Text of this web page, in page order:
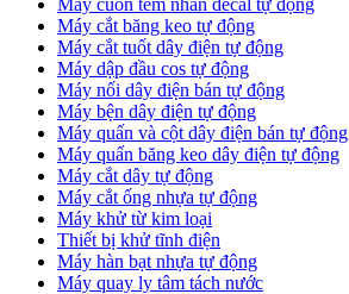
Máy cuốn tem nhãn decal tự động
Máy cắt băng keo tự động
Máy cắt tuốt dây điện tự động
Máy dập đầu cos tự động
Máy nối dây điện bán tự động
Máy bện dây điện tự động
Máy quấn và cột dây điện bán tự động
Máy quấn băng keo dây điện tự động
Máy cắt dây tự động
Máy cắt ống nhựa tự động
Máy khử từ kim loại
Thiết bị khử tĩnh điện
Máy hàn bạt nhựa tự động
Máy quay ly tâm tách nước